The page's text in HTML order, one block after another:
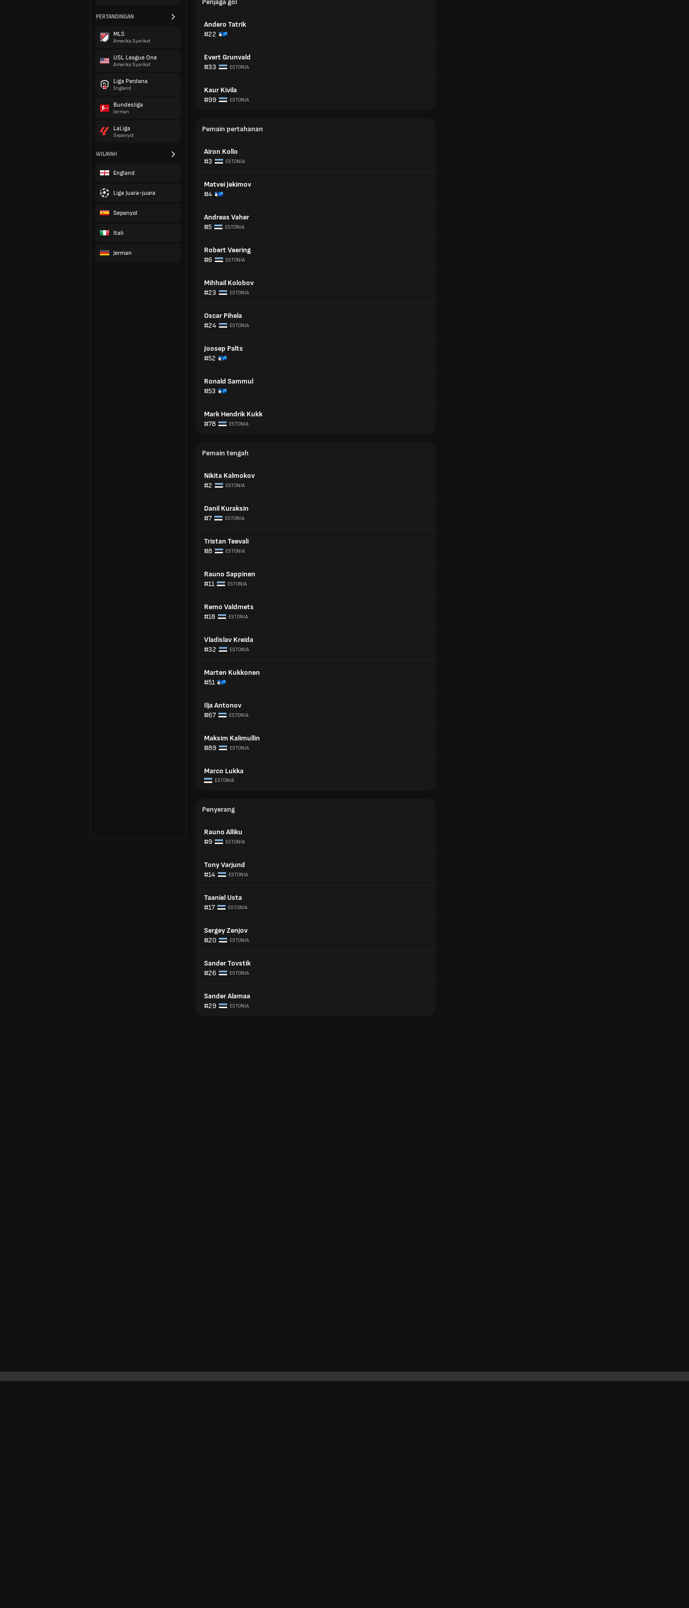
PERTANDINGAN
MLS
Amerika Syarikat
USL League One
Amerika Syarikat
Liga Perdana
England
Bundesliga
Jerman
LaLiga
Sepanyol
WILAYAH
England
Liga Juara-juara
Sepanyol
Itali
Jerman
Penjaga gol
Andero Tatrik
#22
Evert Grunvald
#33
ESTONIA
Kaur Kivila
#99
ESTONIA
Pemain pertahanan
Airon Kollo
#3
ESTONIA
Matvei Jekimov
#4
Andreas Vaher
#5
ESTONIA
Robert Veering
#6
ESTONIA
Mihhail Kolobov
#23
ESTONIA
Oscar Pihela
#24
ESTONIA
Joosep Palts
#52
Ronald Sammul
#53
Mark Hendrik Kukk
#78
ESTONIA
Pemain tengah
Nikita Kalmokov
#2
ESTONIA
Danil Kuraksin
#7
ESTONIA
Tristan Teevali
#8
ESTONIA
Rauno Sappinen
#11
ESTONIA
Remo Valdmets
#18
ESTONIA
Vladislav Kreida
#32
ESTONIA
Marten Kukkonen
#51
Ilja Antonov
#67
ESTONIA
Maksim Kalimullin
#89
ESTONIA
Marco Lukka
ESTONIA
Penyerang
Rauno Alliku
#9
ESTONIA
Tony Varjund
#14
ESTONIA
Taaniel Usta
#17
ESTONIA
Sergey Zenjov
#20
ESTONIA
Sander Tovstik
#26
ESTONIA
Sander Alamaa
#29
ESTONIA